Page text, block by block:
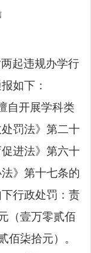
起违规办学行
如下：
自开展学科类
罚法》第二十
进法》第六十
》第十七条的
行政处罚：责
（壹万零贰佰
佰柒拾元）。